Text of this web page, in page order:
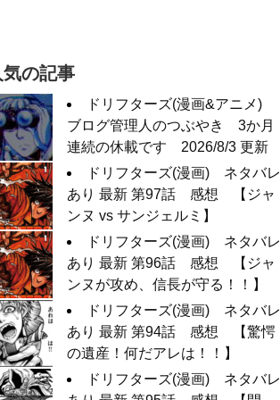
気の記事
ドリフターズ(漫画&アニメ)
ブログ管理人のつぶやき 3か月
連続の休載です 2026/8/3 更新
ドリフターズ(漫画) ネタバレ
あり 最新 第97話 感想 【ジャ
ンヌ vs サンジェルミ】
ドリフターズ(漫画) ネタバレ
あり 最新 第96話 感想 【ジャ
ンヌが攻め、信長が守る！！】
ドリフターズ(漫画) ネタバレ
あり 最新 第94話 感想 【驚愕
の遺産！何だアレは！！】
ドリフターズ(漫画) ネタバレ